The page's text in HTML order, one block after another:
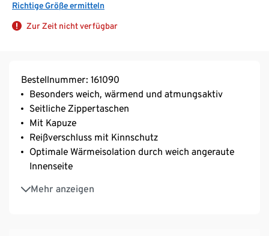
Richtige Größe ermitteln
Zur Zeit nicht verfügbar
Bestellnummer: 161090
Besonders weich, wärmend und atmungsaktiv
Seitliche Zippertaschen
Mit Kapuze
Reißverschluss mit Kinnschutz
Optimale Wärmeisolation durch weich angeraute
Innenseite
Mehr anzeigen
Paspelierung an Ausschnitt, Saum, Armabschlüssen
und Reißverschluss